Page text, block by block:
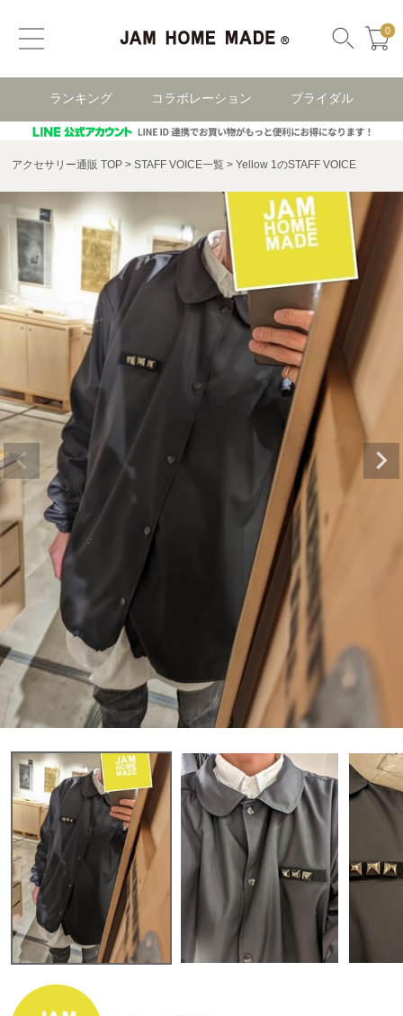
0
ランキング コラボレーション ブライダル
アクセサリー通販 TOP STAFF VOICE一覧 Yellow 1のSTAFF VOICE